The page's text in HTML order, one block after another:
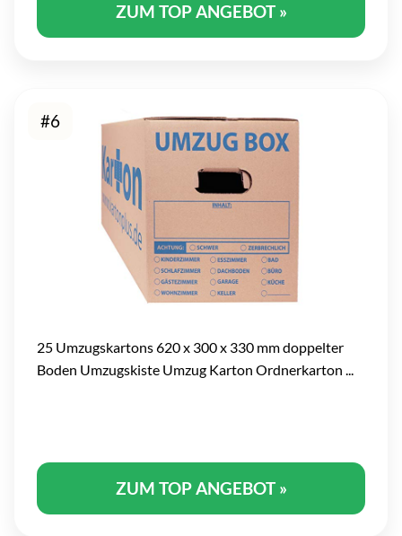
ZUM TOP ANGEBOT »
#6
25 Umzugskartons 620 x 300 x 330 mm doppelter
Boden Umzugskiste Umzug Karton Ordnerkarton ...
ZUM TOP ANGEBOT »